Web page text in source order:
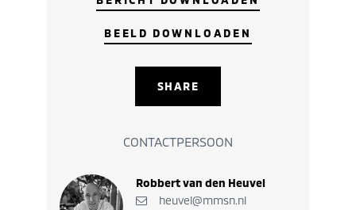
BEELD DOWNLOADEN
SHARE
CONTACTPERSOON
Robbert van den Heuvel
heuvel@mmsn.nl